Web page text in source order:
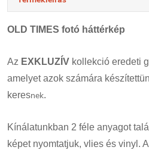
OLD TIMES fotó háttérkép
Az EXKLUZÍV kollekció eredeti
amelyet azok számára
keresnek.
Kínálatunkban 2 féle anyagot
képet nyomtatjuk, vlies és vinyl.